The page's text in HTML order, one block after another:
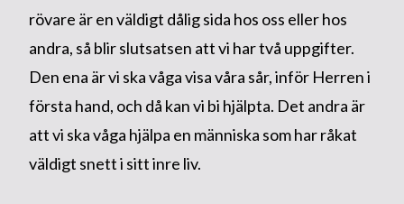
rövare är en väldigt dålig sida hos oss eller hos
andra, så blir slutsatsen att vi har två uppgifter.
Den ena är vi ska våga visa våra sår, inför Herren i
första hand, och då kan vi bi hjälpta. Det andra är
att vi ska våga hjälpa en människa som har råkat
väldigt snett i sitt inre liv.